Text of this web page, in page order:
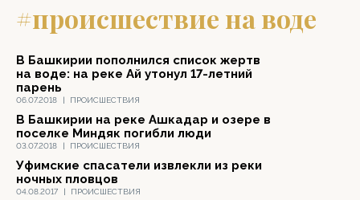
#происшествие на воде
06.07.2018 | ПРОИСШЕСТВИЯ
В Башкирии пополнился список жертв
на воде: на реке Ай утонул 17-летний
парень
03.07.2018 | ПРОИСШЕСТВИЯ
В Башкирии на реке Ашкадар и озере в
поселке Миндяк погибли люди
04.08.2017 | ПРОИСШЕСТВИЯ
Уфимские спасатели извлекли из реки
ночных пловцов